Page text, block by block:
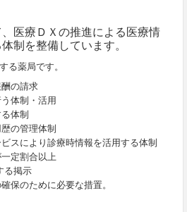
医療ＤＸの推進による医療情
制を整備しています。
る薬局です。
の請求
体制・活用
体制
の管理体制
スにより診療時情報を活用する体制
定割合以上
る掲示
保のために必要な措置。